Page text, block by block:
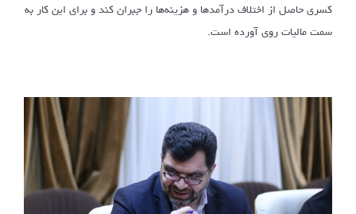
کسری حاصل از اختلاف درآمدها و هزینه‌ها را جبران کند و برای این کار به
سمت مالیات روی آورده است.